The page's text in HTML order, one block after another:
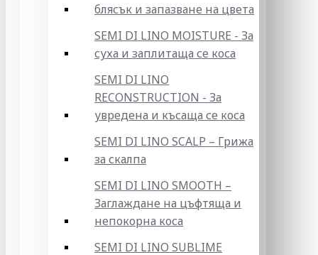
блясък и запазване на цвета
SEMI DI LINO MOISTURE - За
суха и заплитаща се коса
SEMI DI LINO
RECONSTRUCTION - За
увредена и късаща се коса
SEMI DI LINO SCALP – Грижа
за скалпа
SEMI DI LINO SMOOTH –
Заглаждане на цъфтяща и
непокорна коса
SEMI DI LINO SUBLIME